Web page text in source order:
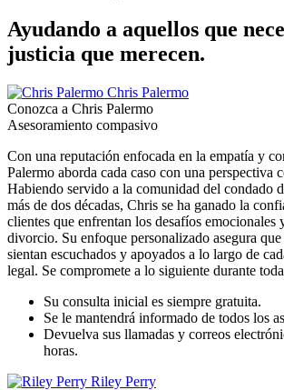
Ayudando a aquellos que
justicia que merecen.
Chris Palermo
Conozca a Chris Palermo
Asesoramiento compasivo
Con una reputación enfocada en la empatía y
Palermo aborda cada caso con una perspectiva
Habiendo servido a la comunidad del condado
más de dos décadas, Chris se ha ganado la
clientes que enfrentan los desafíos emocionales
divorcio. Su enfoque personalizado asegura que
sientan escuchados y apoyados a lo largo de
legal. Se compromete a lo siguiente durante
Su consulta inicial es siempre gratuita.
Se le mantendrá informado de todos los
Devuelva sus llamadas y correos
horas.
Riley Perry